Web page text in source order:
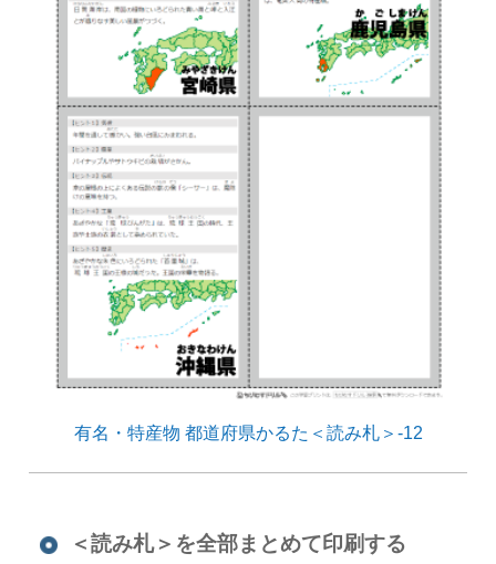
有名・特産物 都道府県かるた＜読み札＞-12
＜読み札＞を全部まとめて印刷する